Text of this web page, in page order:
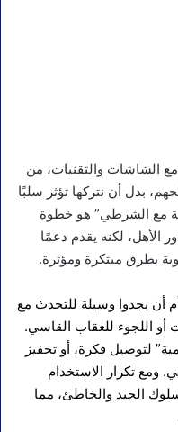
الشاشات والتقنيات، من
بدل أن نتركها تؤثر سلبًا
مع الشرطي” هو خطوة
الأهل، لكنه يقدم دعمًا
بطرق مبتكرة ومؤثرة.
أن يجدوا وسيلة للتحدث مع
أو اللجوء للعقاب القاسي.
لتوصيل فكرة، أو تحفيز
ومع تكرار الاستخدام
الجيد والخاطئ، مما